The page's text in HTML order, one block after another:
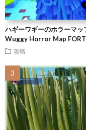
ハギーワギーのホラーマ
Wuggy Horror Map
攻略